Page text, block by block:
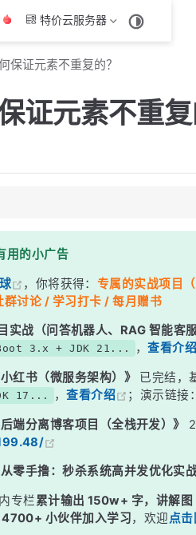
特价云服务器
保证元素不重复的？
证元素不重复
流程
机制
比
用的小广告
，你将获得： 专属的实战项目
讨论 / 学习打卡 / 每月赠书
实战（问答机器人、RAG 智能客
3.x + JDK 21...
，查看介绍
红书（微服务架构）》 已完结，
17...
，查看介绍 ；演示链接
端分离博客项目（全栈开发）》
从零手撸：秒杀系统高并发优化实战
内专栏累计输出 150w+ 字，讲解
小伙伴加入学习，欢迎点